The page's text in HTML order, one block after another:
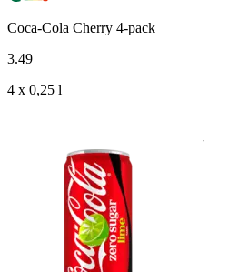
Coca-Cola Cherry 4-pack
3.49
4 x 0,25 l